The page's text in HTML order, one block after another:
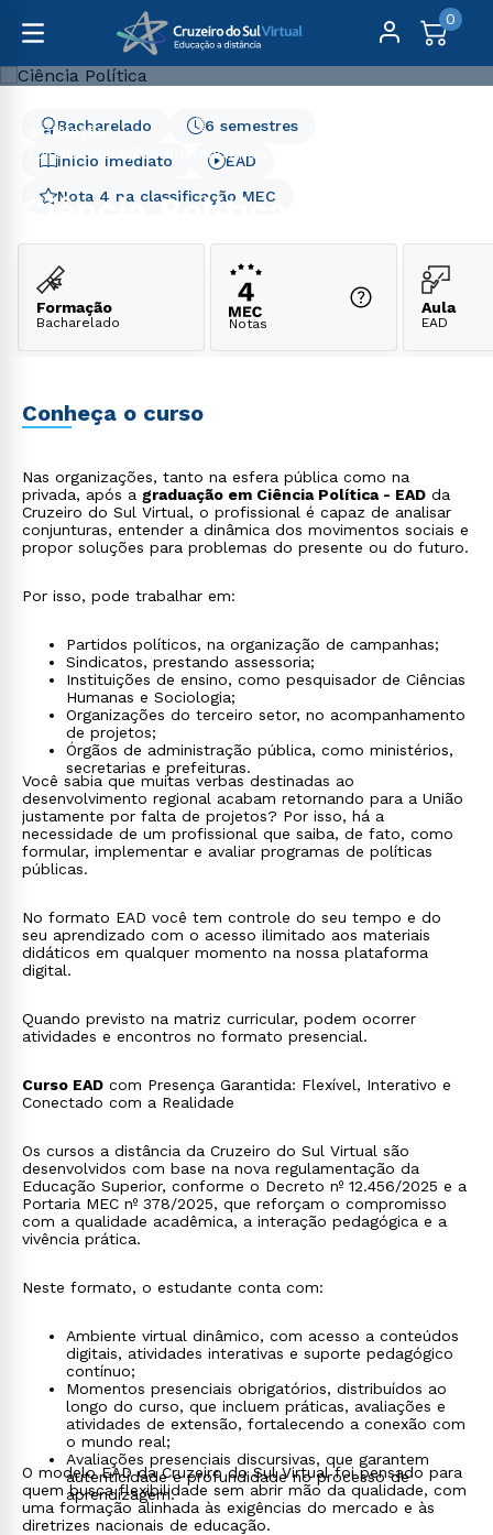
0
Graduação
Direito, Relações Internacionais e Ciências Políticas
Ciência Política
Ciência Política
Início Imediato
Nota 4 na classificação MEC
6 semestres
Bacharelado
EAD
Formação
Bacharelado Notas
Aula
EAD
Conheça o curso
Nas organizações, tanto na esfera pública como na
privada, após a graduação em Ciência Política - EAD da
Cruzeiro do Sul Virtual, o profissional é capaz de analisar
conjunturas, entender a dinâmica dos movimentos sociais e
propor soluções para problemas do presente ou do futuro.
Por isso, pode trabalhar em:
Partidos políticos, na organização de campanhas;
Sindicatos, prestando assessoria;
Instituições de ensino, como pesquisador de Ciências
Humanas e Sociologia;
Organizações do terceiro setor, no acompanhamento
de projetos;
Órgãos de administração pública, como ministérios,
secretarias e prefeituras.
Você sabia que muitas verbas destinadas ao
desenvolvimento regional acabam retornando para a União
justamente por falta de projetos? Por isso, há a
necessidade de um profissional que saiba, de fato, como
formular, implementar e avaliar programas de políticas
públicas.
No formato EAD você tem controle do seu tempo e do
seu aprendizado com o acesso ilimitado aos materiais
didáticos em qualquer momento na nossa plataforma
digital.
Quando previsto na matriz curricular, podem ocorrer
atividades e encontros no formato presencial.
Curso EAD com Presença Garantida: Flexível, Interativo e
Conectado com a Realidade
Os cursos a distância da Cruzeiro do Sul Virtual são
desenvolvidos com base na nova regulamentação da
Educação Superior, conforme o Decreto nº 12.456/2025 e a
Portaria MEC nº 378/2025, que reforçam o compromisso
com a qualidade acadêmica, a interação pedagógica e a
vivência prática.
Neste formato, o estudante conta com:
Ambiente virtual dinâmico, com acesso a conteúdos
digitais, atividades interativas e suporte pedagógico
contínuo;
Momentos presenciais obrigatórios, distribuídos ao
longo do curso, que incluem práticas, avaliações e
atividades de extensão, fortalecendo a conexão com
o mundo real;
Avaliações presenciais discursivas, que garantem
autenticidade e profundidade no processo de
aprendizagem.
O modelo EAD da Cruzeiro do Sul Virtual foi pensado para
quem busca flexibilidade sem abrir mão da qualidade, com
uma formação alinhada às exigências do mercado e às
diretrizes nacionais de educação.